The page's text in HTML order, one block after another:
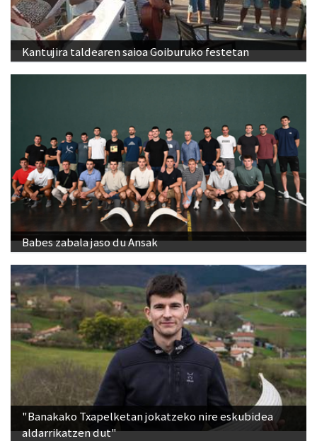
Kantujira taldearen saioa Goiburuko festetan
Babes zabala jaso du Ansak
"Banakako Txapelketan jokatzeko nire eskubidea
aldarrikatzen dut"